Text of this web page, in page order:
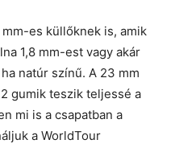
es küllőknek is, amik
1,8 mm-est vagy akár
natúr színű. A 23 mm
gumik teszik teljessé a
mi is a csapatban a
a WorldTour